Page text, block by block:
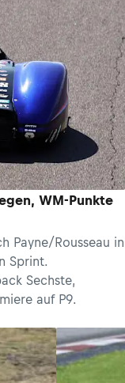
WM-Punkte
Payne/Rousseau in
Sprint.
Sechste,
auf P9.